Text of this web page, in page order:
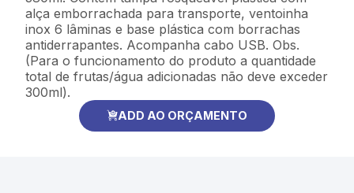
alça emborrachada para transporte, ventoinha
inox 6 lâminas e base plástica com borrachas
antiderrapantes. Acompanha cabo USB. Obs.
(Para o funcionamento do produto a quantidade
total de frutas/água adicionadas não deve exceder
300ml).
ADD AO ORÇAMENTO